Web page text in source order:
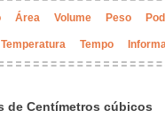
Área Volume Peso
Temperatura Tempo
de Centímetros cúbicos